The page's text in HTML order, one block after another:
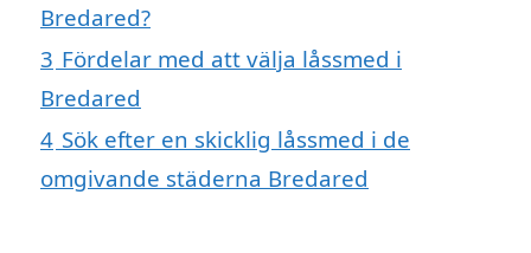
Bredared?
3 Fördelar med att välja låssmed i
Bredared
4 Sök efter en skicklig låssmed i de
omgivande städerna Bredared